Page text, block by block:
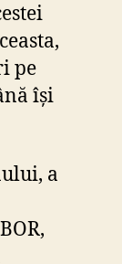
pe
își
a